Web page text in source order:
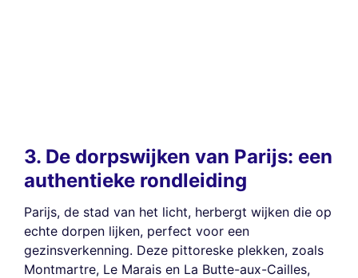
3. De dorpswijken van Parijs: een
authentieke rondleiding
Parijs, de stad van het licht, herbergt wijken die op
echte dorpen lijken, perfect voor een
gezinsverkenning. Deze pittoreske plekken, zoals
Montmartre, Le Marais en La Butte-aux-Cailles,